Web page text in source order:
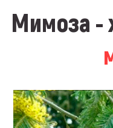
Мимоза -